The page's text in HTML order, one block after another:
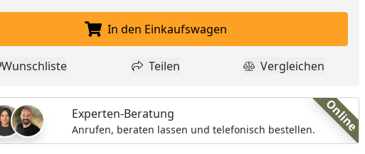
In den Einkaufswagen legen
In den Einkaufswagen
Produkt zur Wunschliste hinzufügen
Wunschliste Teilen
Teilen Produkt
Vergleichen
Online
Experten-Beratung
Anrufen, beraten lassen und telefonisch bestellen.